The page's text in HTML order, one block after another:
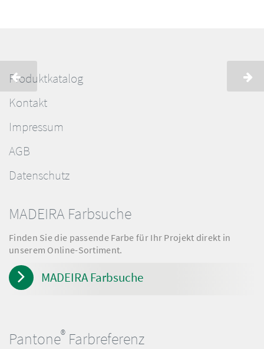
Produktkatalog
Kontakt
Impressum
AGB
Datenschutz
MADEIRA Farbsuche
Finden Sie die passende Farbe für Ihr Projekt direkt in
unserem Online-Sortiment.
MADEIRA Farbsuche
Pantone® Farbreferenz